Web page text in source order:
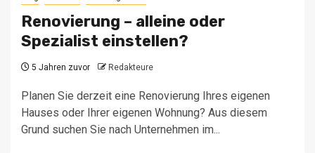
Renovierung – alleine oder
Spezialist einstellen?
5 Jahren zuvor Redakteure
Planen Sie derzeit eine Renovierung Ihres eigenen
Hauses oder Ihrer eigenen Wohnung? Aus diesem
Grund suchen Sie nach Unternehmen im...